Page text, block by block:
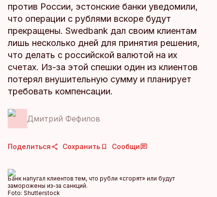
против России, эстонские банки уведомили,
что операции с рублями вскоре будут
прекращены. Swedbank дал своим клиентам
лишь несколько дней для принятия решения,
что делать с российской валютой на их
счетах. Из-за этой спешки один из клиентов
потерял внушительную сумму и планирует
требовать компенсации.
Дмитрий Фефилов
Поделиться Сохранить Сообщи
Банк напугал клиентов тем, что рубли «сгорят» или будут
заморожены из-за санкций.
Foto: Shutterstock